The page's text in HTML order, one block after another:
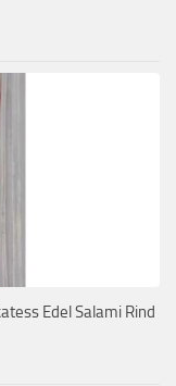
Edel Salami Rind